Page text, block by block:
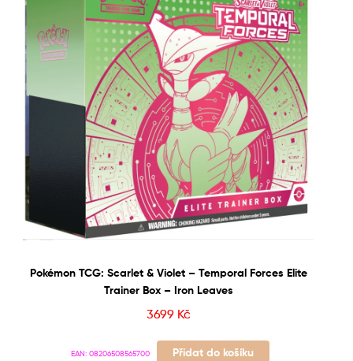
Pokémon TCG: Scarlet & Violet – Temporal Forces Elite
Trainer Box – Iron Leaves
3699 Kč
EAN: 08206508565700 Přidat do košíku